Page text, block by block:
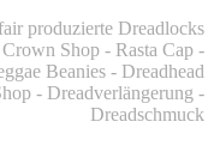
produzierte Dreadlocks
Shop - Rasta Cap -
Beanies - Dreadhead
- Dreadverlängerung -
Dreadschmuck